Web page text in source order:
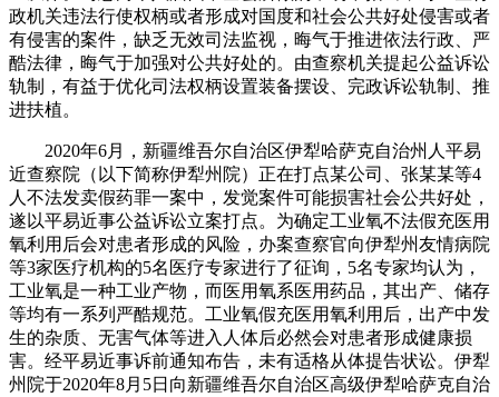
政机关违法行使权柄或者形成对国度和社会公共好处侵害或者
有侵害的案件，缺乏无效司法监视，晦气于推进依法行政、严
酷法律，晦气于加强对公共好处的。由查察机关提起公益诉讼
轨制，有益于优化司法权柄设置装备摆设、完政诉讼轨制、推
进扶植。
2020年6月，新疆维吾尔自治区伊犁哈萨克自治州人平易
近查察院（以下简称伊犁州院）正在打点某公司、张某某等4
人不法发卖假药罪一案中，发觉案件可能损害社会公共好处，
遂以平易近事公益诉讼立案打点。为确定工业氧不法假充医用
氧利用后会对患者形成的风险，办案查察官向伊犁州友情病院
等3家医疗机构的5名医疗专家进行了征询，5名专家均认为，
工业氧是一种工业产物，而医用氧系医用药品，其出产、储存
等均有一系列严酷规范。工业氧假充医用氧利用后，出产中发
生的杂质、无害气体等进入人体后必然会对患者形成健康损
害。经平易近事诉前通知布告，未有适格从体提告状讼。伊犁
州院于2020年8月5日向新疆维吾尔自治区高级伊犁哈萨克自治